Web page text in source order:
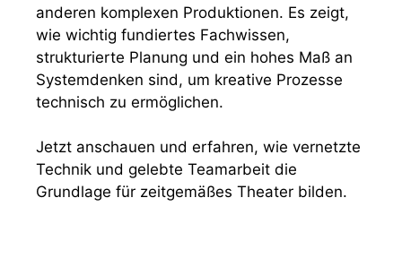
anderen komplexen Produktionen. Es zeigt,
wie wichtig fundiertes Fachwissen,
strukturierte Planung und ein hohes Maß an
Systemdenken sind, um kreative Prozesse
technisch zu ermöglichen.
Jetzt anschauen und erfahren, wie vernetzte
Technik und gelebte Teamarbeit die
Grundlage für zeitgemäßes Theater bilden.